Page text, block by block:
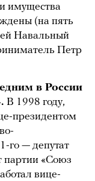
имущества
(на пять
Навальный
Петр
в России
В 1998 году,
президентом
го — депутат
партии «Союз
вице-